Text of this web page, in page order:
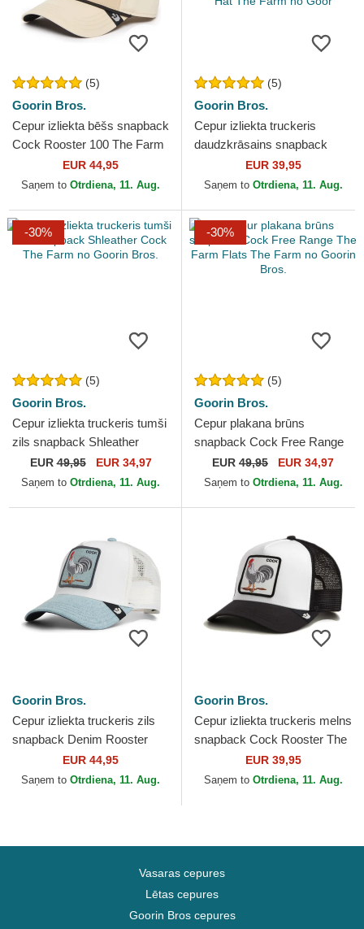
(5)
Goorin Bros.
Cepur izliekta bēšs snapback
Cock Rooster 100 The Farm
All Over Canvas The Farm
no Goorin Bros.
EUR 44,95
Saņem to Otrdiena, 11. Aug.
(5)
Goorin Bros.
Cepur izliekta truckeris
daudzkrāsains snapback
Goorin Bros. Cock Team
Rooster Original Recipe...
EUR 39,95
Saņem to Otrdiena, 11. Aug.
-30%
(5)
Goorin Bros.
Cepur izliekta truckeris tumši
zils snapback Shleather
Cock The Farm no Goorin
Bros.
EUR49,95 EUR 34,97
Saņem to Otrdiena, 11. Aug.
-30%
(5)
Goorin Bros.
Cepur plakana brūns
snapback Cock Free Range
The Farm Flats The Farm no
Goorin Bros.
EUR 49,95 EUR 34,97
Saņem to Otrdiena, 11. Aug.
Goorin Bros.
Cepur izliekta truckeris zils
snapback Denim Rooster
The Farm no Goorin Bros.
EUR 44,95
Saņem to Otrdiena, 11. Aug.
Goorin Bros.
Cepur izliekta truckeris melns
snapback Cock Rooster The
Farm no Goorin Bros.
EUR 39,95
Saņem to Otrdiena, 11. Aug.
Vasaras cepures
Lētas cepures
Goorin Bros cepures